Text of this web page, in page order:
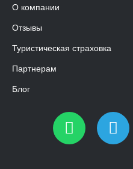
О компании
Отзывы
Туристическая страховка
Партнерам
Блог